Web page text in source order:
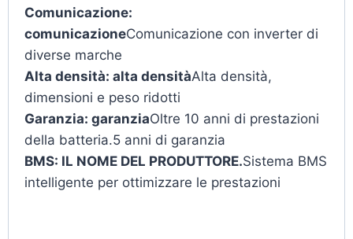
Comunicazione:
comunicazioneComunicazione con inverter di
diverse marche
Alta densità: alta densitàAlta densità,
dimensioni e peso ridotti
Garanzia: garanziaOltre 10 anni di prestazioni
della batteria.5 anni di garanzia
BMS: IL NOME DEL PRODUTTORE.Sistema BMS
intelligente per ottimizzare le prestazioni